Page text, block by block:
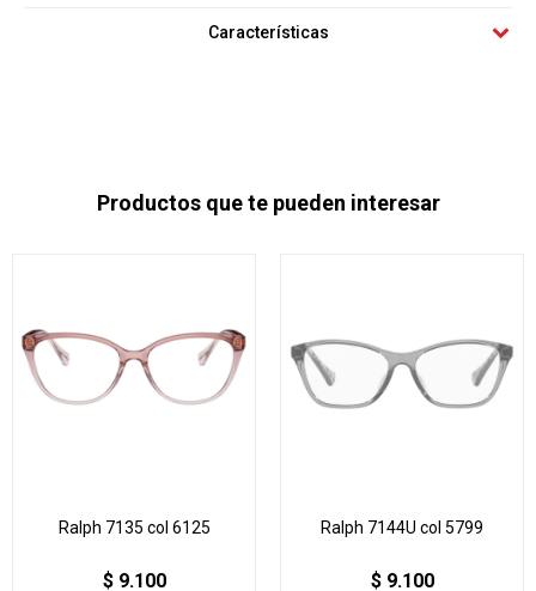
Características
Productos que te pueden interesar
Ralph 7135 col 6125
$ 9.100
Ralph 7144U col 5799
$ 9.100